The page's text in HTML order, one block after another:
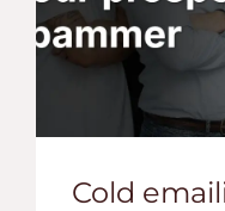
Cold